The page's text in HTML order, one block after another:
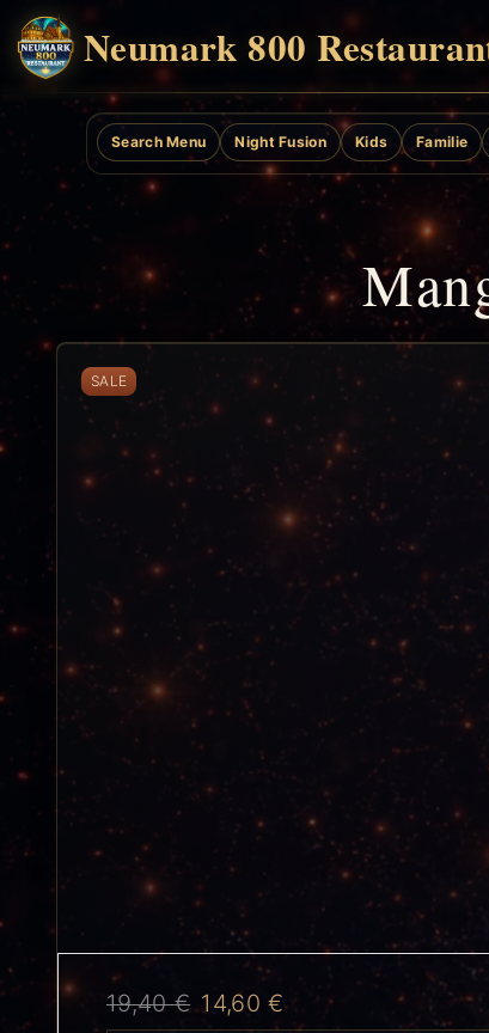
Neumark 800
Search Menu Night Fusion Kids Familie
SALE
19,40€ 14,60€